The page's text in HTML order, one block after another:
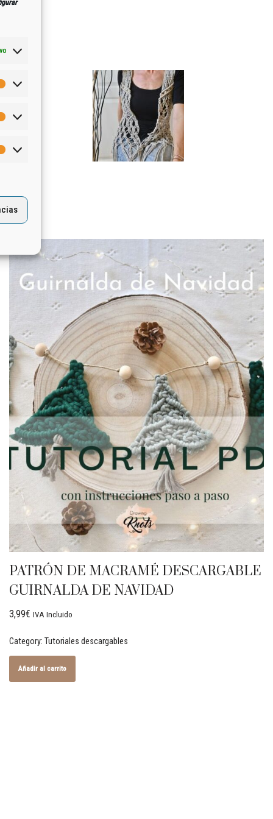
PATRÓN DE MACRAMÉ DESCARGABLE
GUIRNALDA DE NAVIDAD
3,99€ IVA Incluido
Category: Tutoriales descargables
Añadir al carrito